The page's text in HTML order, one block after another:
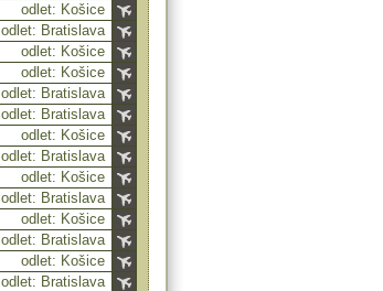
odlet: Košice
odlet: Bratislava
odlet: Košice
odlet: Košice
odlet: Bratislava
odlet: Bratislava
odlet: Košice
odlet: Bratislava
odlet: Košice
odlet: Bratislava
odlet: Košice
odlet: Bratislava
odlet: Košice
odlet: Bratislava